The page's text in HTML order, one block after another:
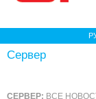
Сервер
СЕРВЕР: ВСЕ